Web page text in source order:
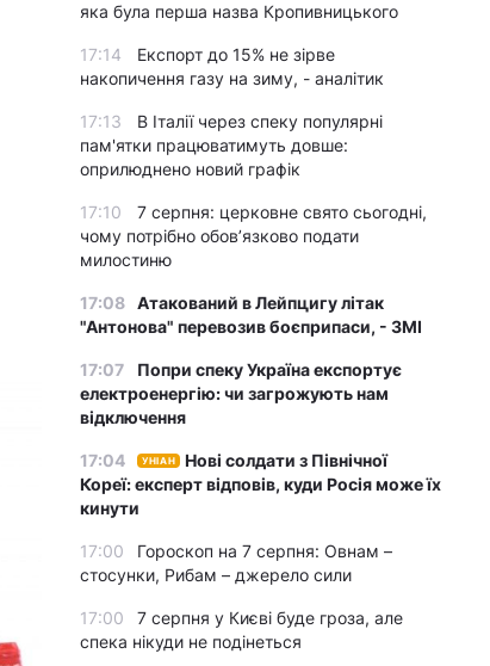
яка була перша назва Кропивницького
17:14
Експорт до 15% не зірве
накопичення газу на зиму, - аналітик
17:13
В Італії через спеку популярні
пам'ятки працюватимуть довше:
оприлюднено новий графік
17:10
7 серпня: церковне свято сьогодні,
чому потрібно обов’язково подати
милостиню
17:08 Атакований в Лейпцигу літак
"Антонова" перевозив боєприпаси, - ЗМІ
17:07
Попри спеку Україна експортує
електроенергію: чи загрожують нам
відключення
17:04 УНІАН
Нові солдати з Північної
Кореї: експерт відповів, куди Росія може їх
кинути
17:00
Гороскоп на 7 серпня: Овнам –
стосунки, Рибам – джерело сили
17:00
7 серпня у Києві буде гроза, але
спека нікуди не подінеться